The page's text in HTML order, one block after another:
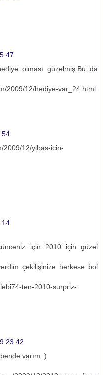
olması güzelmiş.Bu da
2009/12/hediye-var_24.html
2009/12/ylbas-icin-
için 2010 için güzel
çekilişinize herkese bol
ten-2010-surpriz-
23:42
varım :)